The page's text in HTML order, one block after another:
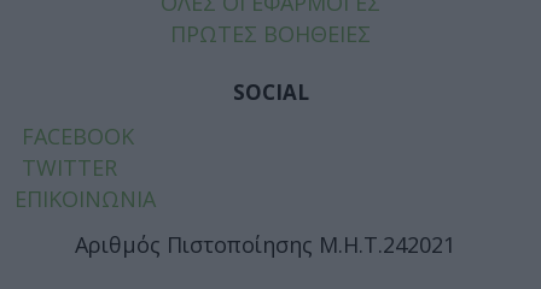
ΠΡΩΤΕΣ ΒΟΗΘΕΙΕΣ
SOCIAL
FACEBOOK
TWITTER
ΕΠΙΚΟΙΝΩΝΙΑ
Αριθμός Πιστοποίησης Μ.Η.Τ.242021